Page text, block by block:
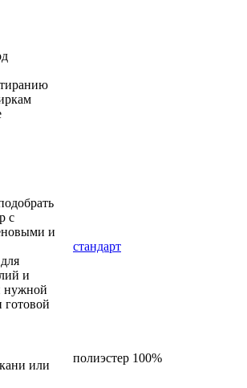
с
и
и
нужной
готовой
стандарт
или
полиэстер 100%